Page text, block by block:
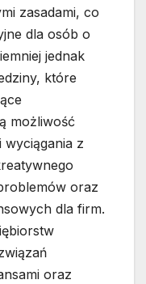
zasadami, co
dla osób o
jednak
które
możliwość
z
oraz
dla firm.
oraz